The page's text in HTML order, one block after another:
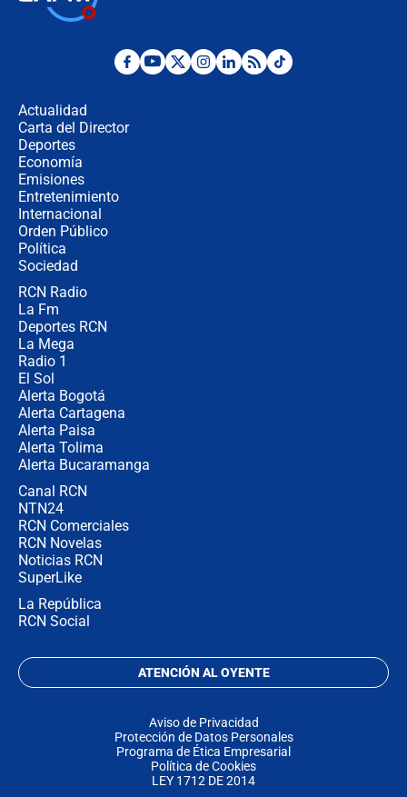
"No hubo fraude ni posibilidad de
Actualidad
Carta del Director
Deportes
Economía
Emisiones
Entretenimiento
Internacional
Orden Público
Política
Sociedad
RCN Radio
La Fm
Deportes RCN
La Mega
Radio 1
El Sol
Alerta Bogotá
Alerta Cartagena
Alerta Paisa
Alerta Tolima
Alerta Bucaramanga
Canal RCN
NTN24
RCN Comerciales
RCN Novelas
Noticias RCN
SuperLike
La República
RCN Social
ATENCIÓN AL OYENTE
Aviso de Privacidad
Protección de Datos Personales
Programa de Ética Empresarial
Política de Cookies
LEY 1712 DE 2014